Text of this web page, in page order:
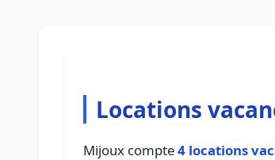
Locations
Mijoux compte4 locations